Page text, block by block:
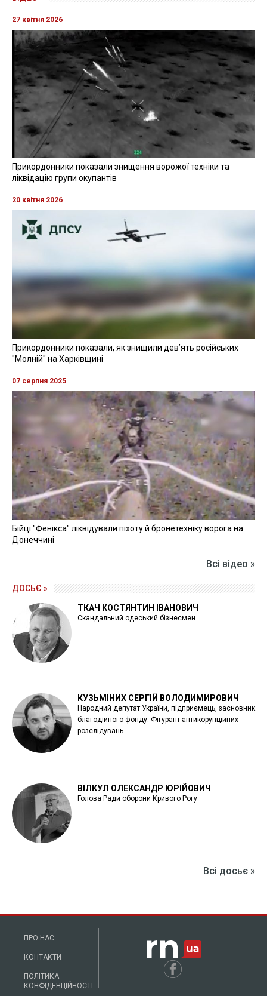
27 квітня 2026
Прикордонники показали знищення ворожої техніки та
ліквідацію групи окупантів
20 квітня 2026
Прикордонники показали, як знищили девʼять російських
"Молній" на Харківщині
07 серпня 2025
Бійці "Фенікса" ліквідували піхоту й бронетехніку ворога на
Донеччині
Всі відео »
ДОСЬЄ »
ТКАЧ КОСТЯНТИН ІВАНОВИЧ
Скандальний одеський бізнесмен
КУЗЬМІНИХ СЕРГІЙ ВОЛОДИМИРОВИЧ
Народний депутат України, підприємець, засновник
благодійного фонду. Фігурант антикорупційних
розслідувань
ВІЛКУЛ ОЛЕКСАНДР ЮРІЙОВИЧ
Голова Ради оборони Кривого Рогу
Всі досьє »
ПРО НАС
КОНТАКТИ
ПОЛІТИКА
КОНФІДЕНЦІЙНОСТІ